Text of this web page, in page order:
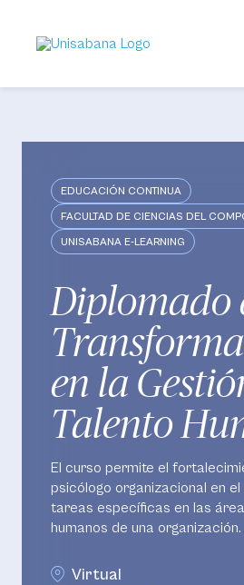
contenido
principal
EDUCACIÓN CONTINUA
UNISABANA E-LEARNING
Diplomado
en la
Talento
El curso permite el
psicólogo organizacional en
tareas específicas en las
humanos de una organización.
Virtual